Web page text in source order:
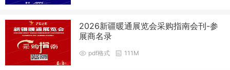
2026新疆暖通展览会采购指南会刊-参
展商名录
pdf格式 111M